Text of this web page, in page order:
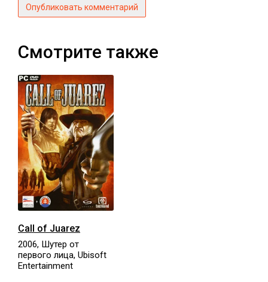
Опубликовать комментарий
Смотрите также
Call of Juarez
2006, Шутер от
первого лица, Ubisoft
Entertainment